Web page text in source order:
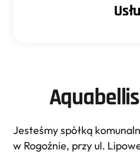
Jesteśmy spółką
w Rogoźnie, przy ul.